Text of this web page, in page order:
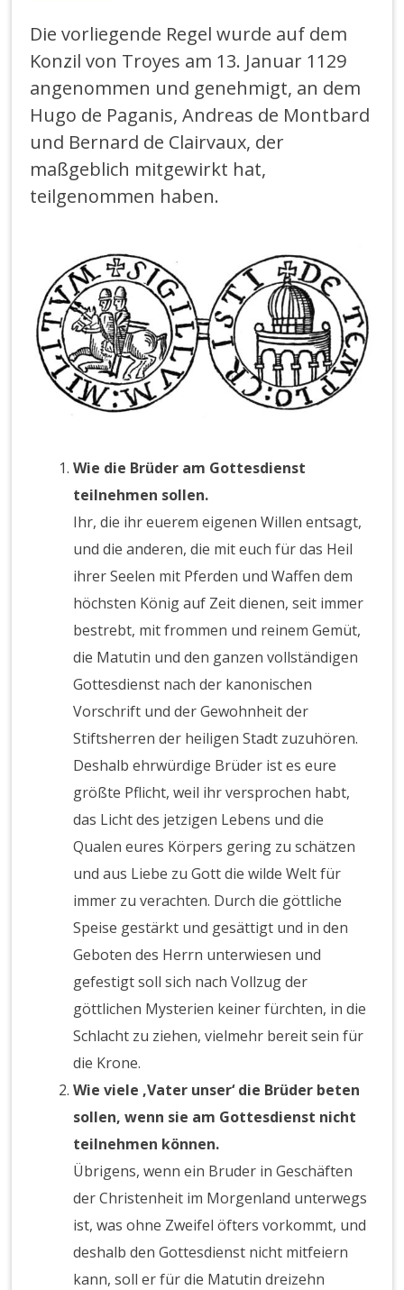
Die vorliegende Regel wurde auf dem
Konzil von Troyes am 13. Januar 1129
angenommen und genehmigt, an dem
Hugo de Paganis, Andreas de Montbard
und Bernard de Clairvaux, der
maßgeblich mitgewirkt hat,
teilgenommen haben.
Wie die Brüder am Gottesdienst
teilnehmen sollen.
Ihr, die ihr euerem eigenen Willen entsagt,
und die anderen, die mit euch für das Heil
ihrer Seelen mit Pferden und Waffen dem
höchsten König auf Zeit dienen, seit immer
bestrebt, mit frommen und reinem Gemüt,
die Matutin und den ganzen vollständigen
Gottesdienst nach der kanonischen
Vorschrift und der Gewohnheit der
Stiftsherren der heiligen Stadt zuzuhören.
Deshalb ehrwürdige Brüder ist es eure
größte Pflicht, weil ihr versprochen habt,
das Licht des jetzigen Lebens und die
Qualen eures Körpers gering zu schätzen
und aus Liebe zu Gott die wilde Welt für
immer zu verachten. Durch die göttliche
Speise gestärkt und gesättigt und in den
Geboten des Herrn unterwiesen und
gefestigt soll sich nach Vollzug der
göttlichen Mysterien keiner fürchten, in die
Schlacht zu ziehen, vielmehr bereit sein für
die Krone.
Wie viele ‚Vater unser‘ die Brüder beten
sollen, wenn sie am Gottesdienst nicht
teilnehmen können.
Übrigens, wenn ein Bruder in Geschäften
der Christenheit im Morgenland unterwegs
ist, was ohne Zweifel öfters vorkommt, und
deshalb den Gottesdienst nicht mitfeiern
kann, soll er für die Matutin dreizehn